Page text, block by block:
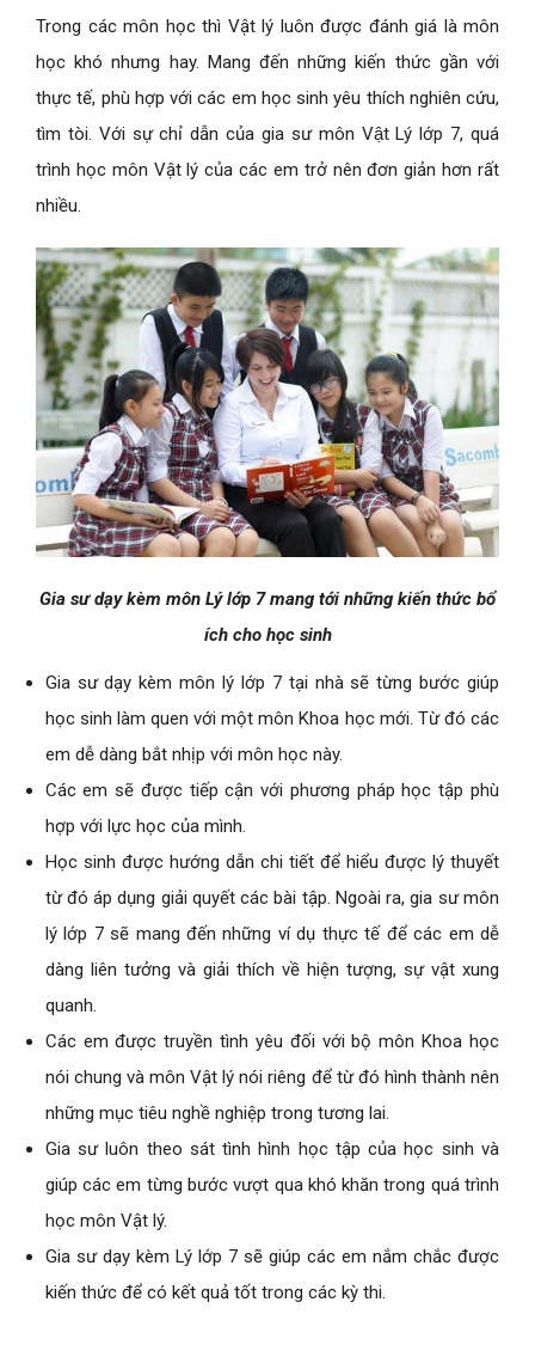
Trong các môn học thì Vật lý luôn được đánh giá là môn
học khó nhưng hay. Mang đến những kiến thức gần với
thực tế, phù hợp với các em học sinh yêu thích nghiên cứu,
tìm tòi. Với sự chỉ dẫn của gia sư môn Vật Lý lớp 7, quá
trình học môn Vật lý của các em trở nên đơn giản hơn rất
nhiều.
Gia sư dạy kèm môn Lý lớp 7 mang tới những kiến thức bổ
ích cho học sinh
Gia sư dạy kèm môn lý lớp 7 tại nhà sẽ từng bước giúp
học sinh làm quen với một môn Khoa học mới. Từ đó các
em dễ dàng bắt nhịp với môn học này.
Các em sẽ được tiếp cận với phương pháp học tập phù
hợp với lực học của mình.
Học sinh được hướng dẫn chi tiết để hiểu được lý thuyết
từ đó áp dụng giải quyết các bài tập. Ngoài ra, gia sư môn
lý lớp 7 sẽ mang đến những ví dụ thực tế để các em dễ
dàng liên tưởng và giải thích về hiện tượng, sự vật xung
quanh.
Các em được truyền tình yêu đối với bộ môn Khoa học
nói chung và môn Vật lý nói riêng để từ đó hình thành nên
những mục tiêu nghề nghiệp trong tương lai.
Gia sư luôn theo sát tình hình học tập của học sinh và
giúp các em từng bước vượt qua khó khăn trong quá trình
học môn Vật lý.
Gia sư dạy kèm Lý lớp 7 sẽ giúp các em nắm chắc được
kiến thức để có kết quả tốt trong các kỳ thi.